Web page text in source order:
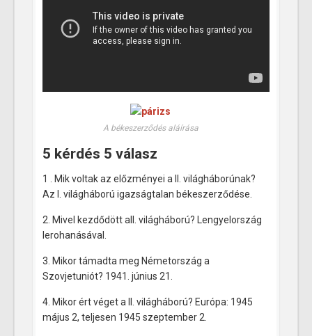
A békeszerződés aláírása
5 kérdés 5 válasz
1 . Mik voltak az előzményei a II. világháborúnak?
Az I. világháború igazságtalan békeszerződése.
2. Mivel kezdődött aII. világháború? Lengyelország
lerohanásával.
3. Mikor támadta meg Németország a
Szovjetuniót? 1941. június 21.
4. Mikor ért véget a II. világháború? Európa: 1945
május 2, teljesen 1945 szeptember 2.